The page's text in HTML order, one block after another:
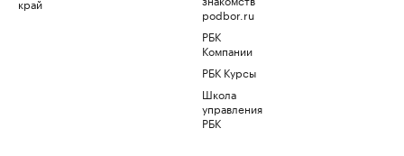
podbor.ru
РБК
Компании
РБК Курсы
Школа
управления
РБК